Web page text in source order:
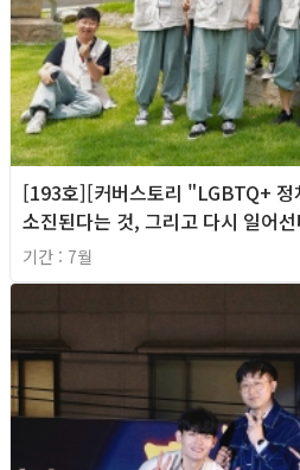
[193호][커버스토리 "LGBTQ+
소진된다는 것, 그리고 다시 일어
기간 : 7월